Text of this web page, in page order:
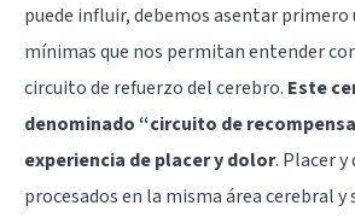
puede influir, debemos asentar primero
mínimas que nos permitan entender
circuito de refuerzo del cerebro. Este
denominado “circuito de
experiencia de placer y dolor. Placer
procesados en la misma área cerebral